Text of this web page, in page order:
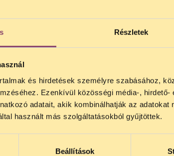
Részletek
és hirdetések személyre szabásához,
Ezenkívül közösségi média-,
adatait, akik kombinálhatják az
használt más szolgáltatásokból gyűjtöttek.
Beállítások
JOGSEGÉLY
érdeklődő, Tájékoztatjuk, hogy
telefonos
24 között szünetel
. Az első telefonos
és 15 óra között lesz
minket.